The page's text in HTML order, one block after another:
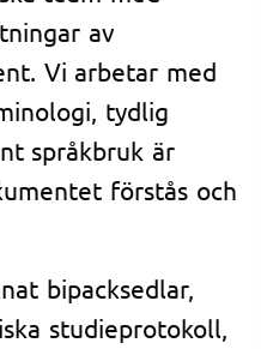
av
Vi arbetar med
tydlig
språkbruk är
förstås och
bipacksedlar,
studieprotokoll,